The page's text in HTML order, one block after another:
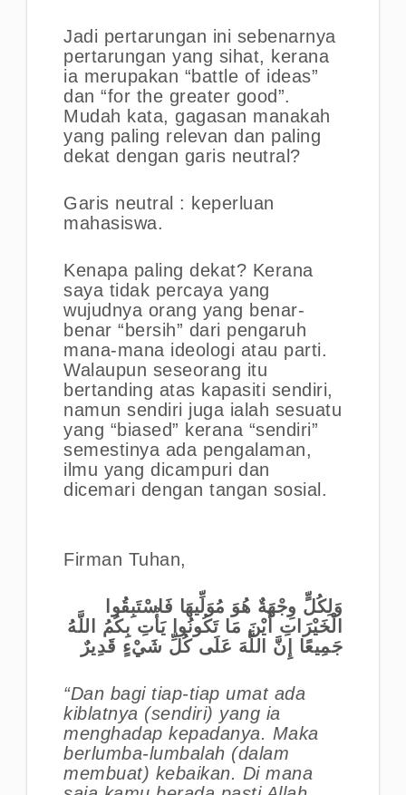
Jadi pertarungan ini sebenarnya
pertarungan yang sihat, kerana
ia merupakan “battle of ideas”
dan “for the greater good”.
Mudah kata, gagasan manakah
yang paling relevan dan paling
dekat dengan garis neutral?
Garis neutral : keperluan
mahasiswa.
Kenapa paling dekat? Kerana
saya tidak percaya yang
wujudnya orang yang benar-
benar “bersih” dari pengaruh
mana-mana ideologi atau parti.
Walaupun seseorang itu
bertanding atas kapasiti sendiri,
namun sendiri juga ialah sesuatu
yang “biased” kerana “sendiri”
semestinya ada pengalaman,
ilmu yang dicampuri dan
dicemari dengan tangan sosial.
Firman Tuhan,
الْخَيْرَاتِ أَيْنَ مَا تَكُونُوا يَأْتِ بِكُمُ اللَّهُ
جَمِيعًا إِنَّ اللَّهَ عَلَى كُلِّ شَيْءٍ قَدِيرٌ
“Dan bagi tiap-tiap umat ada
kiblatnya (sendiri) yang ia
menghadap kepadanya. Maka
berlumba-lumbalah (dalam
membuat) kebaikan. Di mana